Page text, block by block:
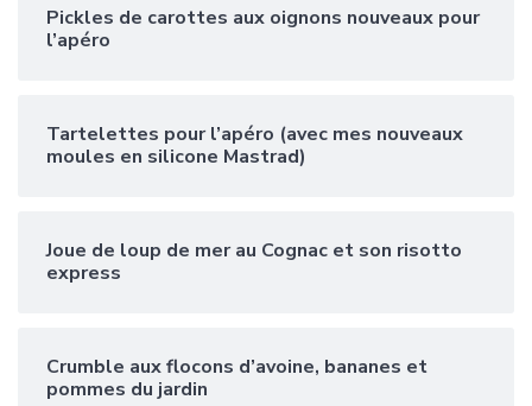
Pickles de carottes aux oignons nouveaux pour
l’apéro
Tartelettes pour l’apéro (avec mes nouveaux
moules en silicone Mastrad)
Joue de loup de mer au Cognac et son risotto
express
Crumble aux flocons d’avoine, bananes et
pommes du jardin